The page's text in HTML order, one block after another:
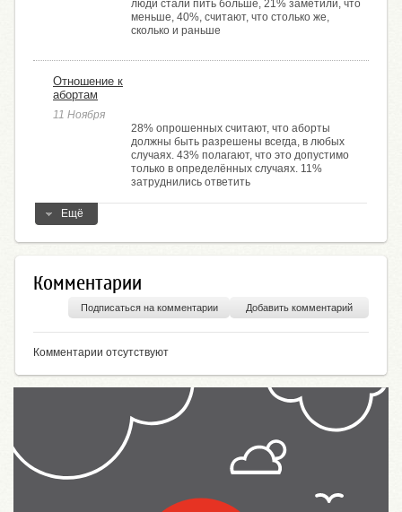
люди стали пить больше, 21% заметили, что
меньше, 40%, считают, что столько же,
сколько и раньше
Отношение к
абортам
11 Ноября
28% опрошенных считают, что аборты
должны быть разрешены всегда, в любых
случаях. 43% полагают, что это допустимо
только в определённых случаях. 11%
затруднились ответить
Ещё
Комментарии
Добавить комментарий
Подписаться на комментарии
Комментарии отсутствуют